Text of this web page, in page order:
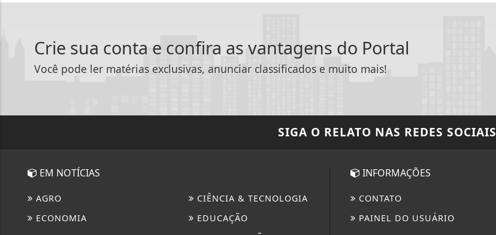
Crie sua conta e confira as vantagens do Portal
Você pode ler matérias exclusivas, anunciar classificados e muito mais!
SIGA O RELATO NAS REDES SOCIAIS
EM NOTÍCIAS
AGRO
CIÊNCIA & TECNOLOGIA
ECONOMIA
EDUCAÇÃO
INFORMAÇÕES
CONTATO
PAINEL DO USUÁRIO